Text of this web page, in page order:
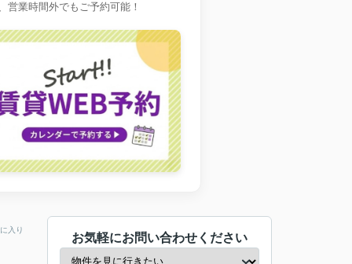
営業時間外でもご予約可能！
入り
お気軽にお問い合わせください